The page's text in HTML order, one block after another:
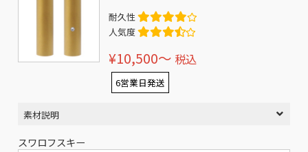
耐久性
人気度
¥10,500〜 税込
6営業日発送
素材説明
スワロフスキー